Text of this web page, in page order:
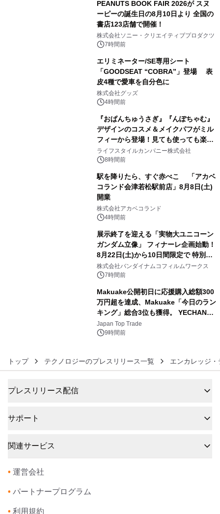
PEANUTS BOOK FAIR 2026が スヌ
ーピーの誕生日の8月10日より 全国の
書店123店舗で開催！
株式会社ソニー・クリエイティブプロダクツ
7時間前
エリミネーター/SE専用シート
「GOODSEAT “COBRA”」登場 表
皮4種で愛車を自分色に
株式会社グッズ
4時間前
『おぱんちゅうさぎ』『んぽちゃむ』
デザインのコスメ＆メイクパフがミル
フィーから登場！見ても使っても楽し
い、ポップでキュートなコレクショ
ン。
ライフスタイルカンパニー株式会社
8時間前
駅を降りたら、すぐ赤べこ 「アカベ
コランド会津若松駅前店」8月8日(土)
開業
株式会社アカベコランド
4時間前
展示終了を迎える「実物大ユニコーン
ガンダム立像」 フィナーレ企画始動！
8月22日(土)から10日間限定で 特別映
像『UNICORN GUNDAM Statue ―
BEYOND POSSIBILITY ―』を上映！
株式会社バンダイナムコフィルムワークス
7時間前
Makuake公開初日に応援購入総額300
万円超を達成、Makuake「今日のラン
キング」総合3位も獲得。 YECHAN音
浴シンギングボウル第2弾の大型サイ
ズ（XL・2XL・3XL）を先行販売中
Japan Top Trade
9時間前
トップ テクノロジーのプレスリリース一覧 エンカレッジ
プレスリリース配信
サポート
関連サービス
• 運営会社
• パートナープログラム
• 利用規約